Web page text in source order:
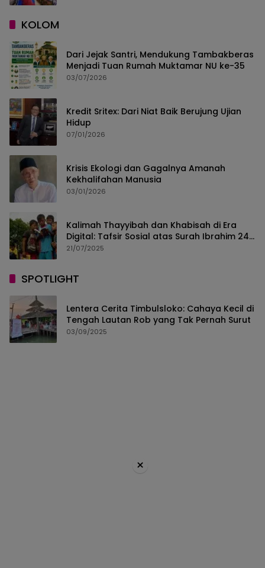
KOLOM
Dari Jejak Santri, Mendukung Tambakberas
Menjadi Tuan Rumah Muktamar NU ke-35
03/07/2026
Kredit Sritex: Dari Niat Baik Berujung Ujian
Hidup
07/01/2026
Krisis Ekologi dan Gagalnya Amanah
Kekhalifahan Manusia
03/01/2026
Kalimah Thayyibah dan Khabisah di Era
Digital: Tafsir Sosial atas Surah Ibrahim 24–
30
21/07/2025
SPOTLIGHT
Lentera Cerita Timbulsloko: Cahaya Kecil di
Tengah Lautan Rob yang Tak Pernah Surut
03/09/2025
×